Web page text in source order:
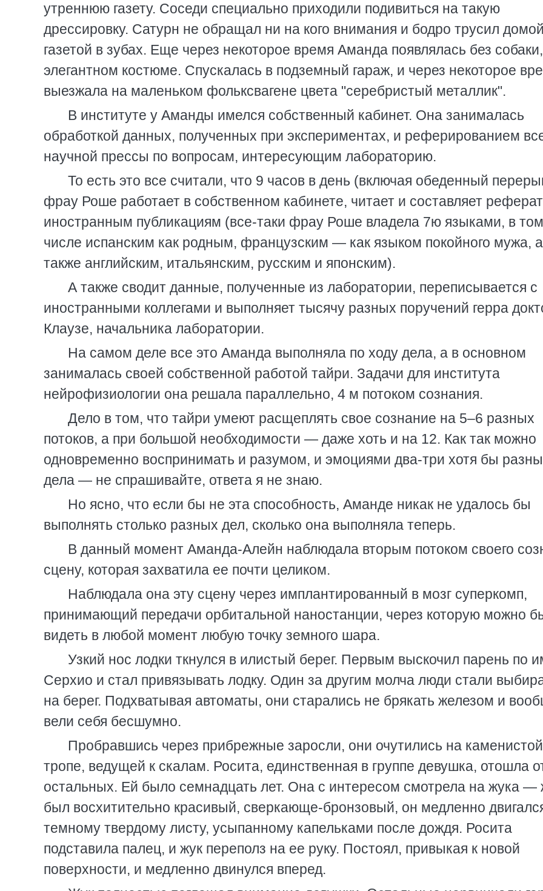
утреннюю газету. Соседи специально приходили подивиться на такую
дрессировку. Сатурн не обращал ни на кого внимания и бодро трусил
газетой в зубах. Еще через некоторое время Аманда появлялась без
элегантном костюме. Спускалась в подземный гараж, и через некоторое
выезжала на маленьком фольксвагене цвета "серебристый металлик".
В институте у Аманды имелся собственный кабинет. Она занималась
обработкой данных, полученных при экспериментах, и реферированием
научной прессы по вопросам, интересующим лабораторию.
То есть это все считали, что 9 часов в день (включая обеденный
фрау Роше работает в собственном кабинете, читает и составляет
иностранным публикациям (все-таки фрау Роше владела 7ю языками, в том
числе испанским как родным, французским — как языком покойного мужа, а
также английским, итальянским, русским и японским).
А также сводит данные, полученные из лаборатории, переписывается с
иностранными коллегами и выполняет тысячу разных поручений герра
Клаузе, начальника лаборатории.
На самом деле все это Аманда выполняла по ходу дела, а в основном
занималась своей собственной работой тайри. Задачи для института
нейрофизиологии она решала параллельно, 4 м потоком сознания.
Дело в том, что тайри умеют расщеплять свое сознание на 5–6 разных
потоков, а при большой необходимости — даже хоть и на 12. Как так можно
одновременно воспринимать и разумом, и эмоциями два-три хотя бы
дела — не спрашивайте, ответа я не знаю.
Но ясно, что если бы не эта способность, Аманде никак не удалось бы
выполнять столько разных дел, сколько она выполняла теперь.
В данный момент Аманда-Алейн наблюдала вторым потоком своего
сцену, которая захватила ее почти целиком.
Наблюдала она эту сцену через имплантированный в мозг суперкомп,
принимающий передачи орбитальной наностанции, через которую можно
видеть в любой момент любую точку земного шара.
Узкий нос лодки ткнулся в илистый берег. Первым выскочил парень по
Серхио и стал привязывать лодку. Один за другим молча люди стали
на берег. Подхватывая автоматы, они старались не брякать железом и
вели себя бесшумно.
Пробравшись через прибрежные заросли, они очутились на каменистой
тропе, ведущей к скалам. Росита, единственная в группе девушка, отошла
остальных. Ей было семнадцать лет. Она с интересом смотрела на жука —
был восхитительно красивый, сверкающе-бронзовый, он медленно
темному твердому листу, усыпанному капельками после дождя. Росита
подставила палец, и жук переполз на ее руку. Постоял, привыкая к новой
поверхности, и медленно двинулся вперед.